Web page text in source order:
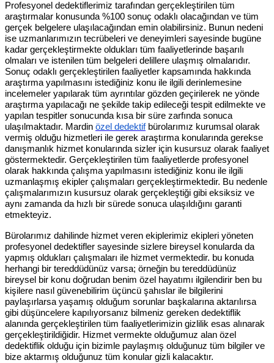
Profesyonel dedektiflerimiz tarafından gerçekleştirilen tüm
araştırmalar konusunda %100 sonuç odaklı olacağından ve tüm
gerçek belgelere ulaşılacağından emin olabilirsiniz. Bunun nedeni
ise uzmanlarımızın tecrübeleri ve deneyimleri sayesinde bugüne
kadar gerçekleştirmekte oldukları tüm faaliyetlerinde başarılı
olmaları ve istenilen tüm belgeleri delillere ulaşmış olmalarıdır.
Sonuç odaklı gerçekleştirilen faaliyetler kapsamında hakkında
araştırma yapılmasını istediğiniz konu ile ilgili derinlemesine
incelemeler yapılarak tüm ayrıntılar gözden geçirilerek ne yönde
araştırma yapılacağı ne şekilde takip edileceği tespit edilmekte ve
yapılan tespitler sonucunda kısa bir süre zarfında sonuca
ulaşılmaktadır. Mardin özel dedektifbürolarımız kurumsal olarak
vermiş olduğu hizmetleri ile gerek araştırma konularında gerekse
danışmanlık hizmet konularında sizler için kusursuz olarak faaliyet
göstermektedir. Gerçekleştirilen tüm faaliyetlerde profesyonel
olarak hakkında çalışma yapılmasını istediğiniz konu ile ilgili
uzmanlaşmış ekipler çalışmaları gerçekleştirmektedir. Bu nedenle
çalışmalarımızın kusursuz olarak gerçekleştiği gibi eksiksiz ve
aynı zamanda da hızlı bir sürede sonuca ulaşıldığını garanti
etmekteyiz.
Bürolarımız dahilinde hizmet veren ekiplerimiz ekipleri yöneten
profesyonel dedektifler sayesinde sizlere bireysel konularda da
yapmış oldukları çalışmaları ile hizmet vermektedir. bu konuda
herhangi bir tereddüdünüz varsa; örneğin bu tereddüdünüz
bireysel bir konu doğrudan benim özel hayatımı ilgilendirir ben bu
kişilere nasıl güvenebilirim üçüncü şahıslar ile bilgilerini
paylaşırlarsa yaşamış olduğum sorunlar başkalarına aktarılırsa
gibi düşüncelere kapılıyorsanız bilmeniz gereken dedektiflik
alanında gerçekleştirilen tüm faaliyetlerimizin gizlilik esas alınarak
gerçekleştirildiğidir. Hizmet vermekte olduğumuz alan özel
dedektiflik olduğu için bizimle paylaşmış olduğunuz tüm bilgiler ve
bize aktarmış olduğunuz tüm konular gizli kalacaktır.